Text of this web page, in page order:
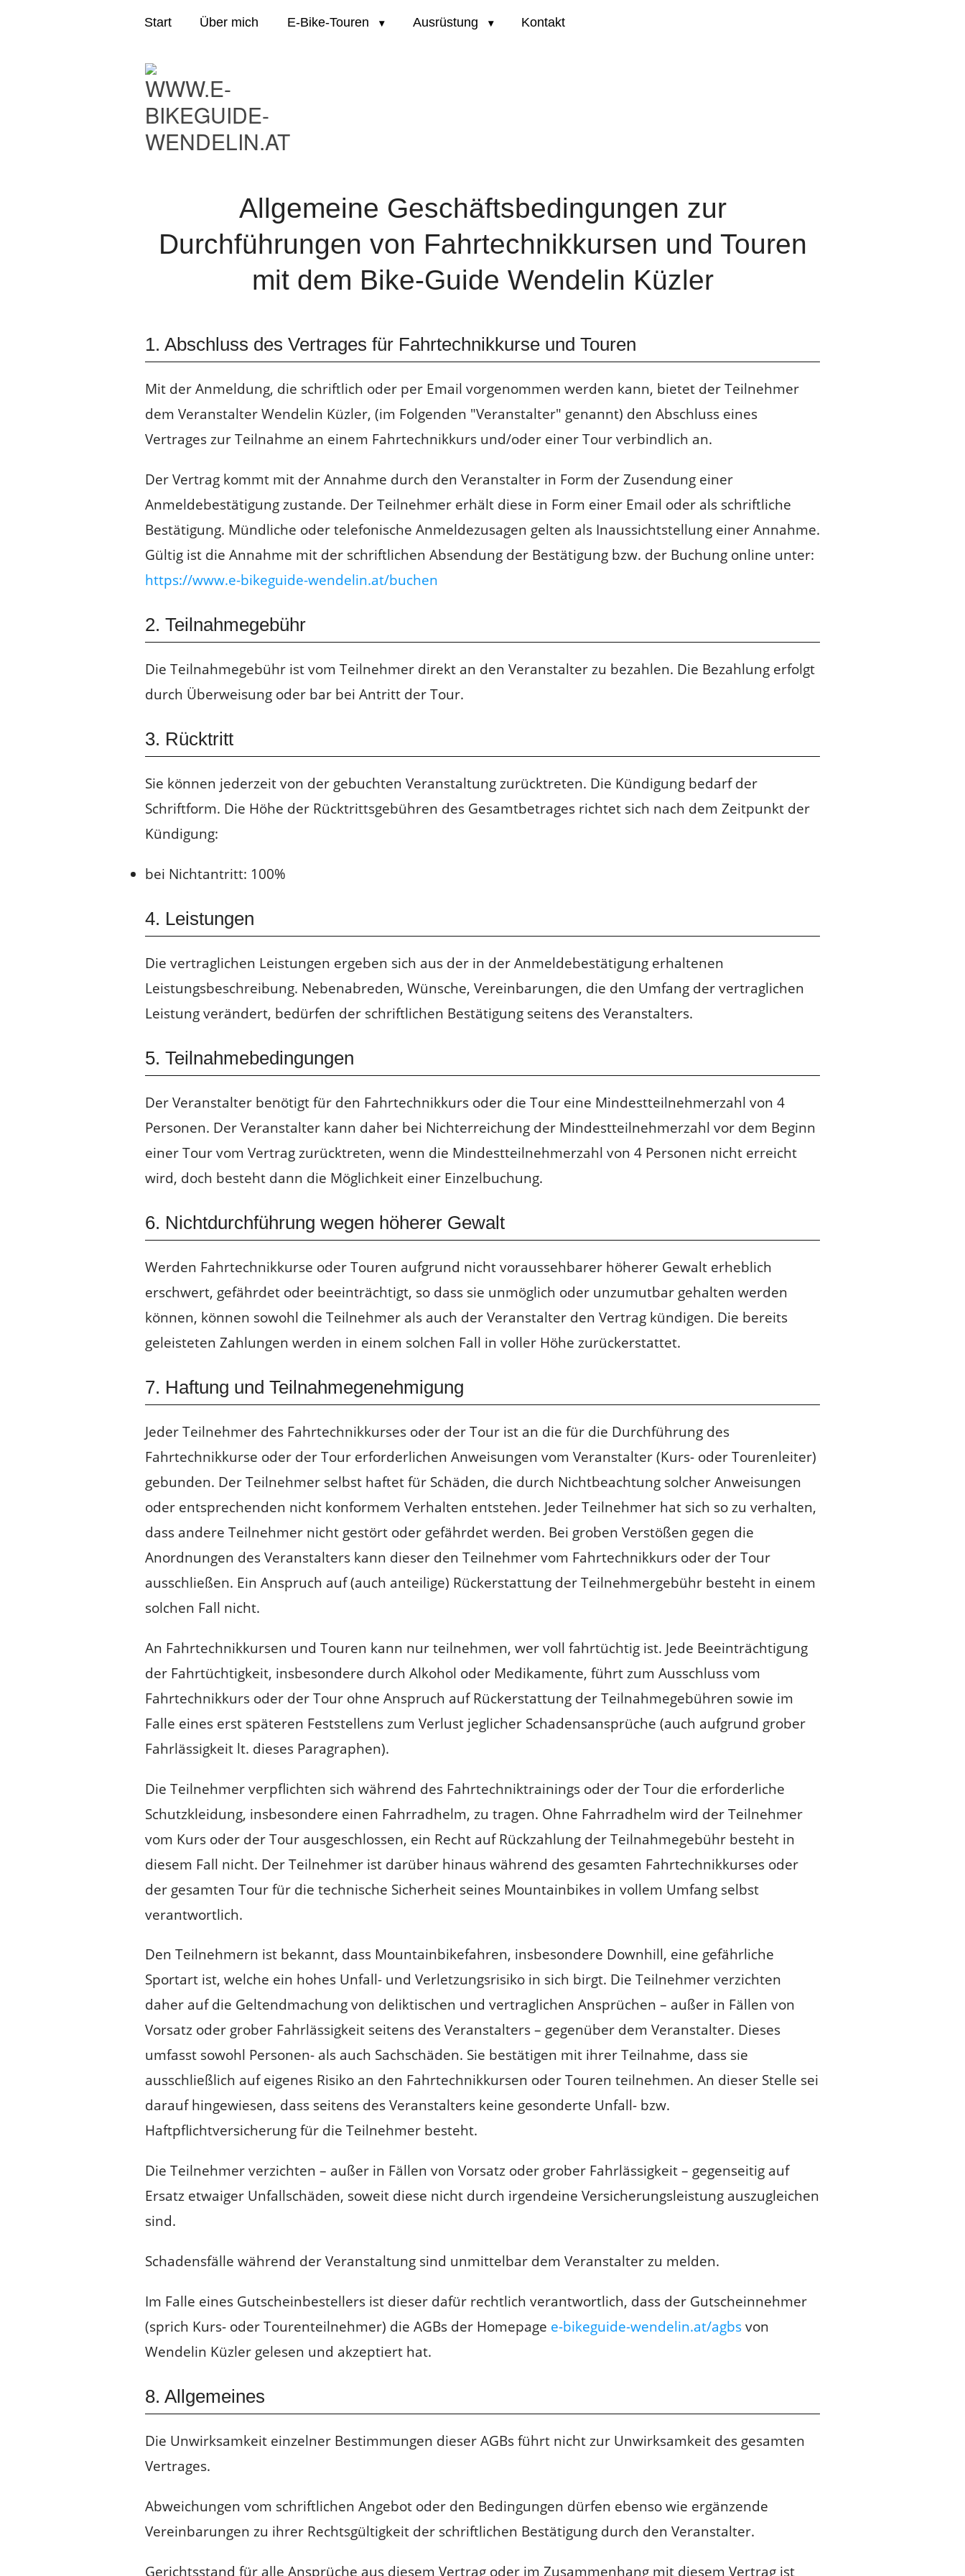
Start Über mich E-Bike-Touren Ausrüstung Kontakt
Allgemeine Geschäftsbedingungen zur
Durchführungen von Fahrtechnikkursen und Touren
mit dem Bike-Guide Wendelin Küzler
1. Abschluss des Vertrages für Fahrtechnikkurse und Touren
Mit der Anmeldung, die schriftlich oder per Email vorgenommen werden kann, bietet der Teilnehmer
dem Veranstalter Wendelin Küzler, (im Folgenden "Veranstalter" genannt) den Abschluss eines
Vertrages zur Teilnahme an einem Fahrtechnikkurs und/oder einer Tour verbindlich an.
Der Vertrag kommt mit der Annahme durch den Veranstalter in Form der Zusendung einer
Anmeldebestätigung zustande. Der Teilnehmer erhält diese in Form einer Email oder als schriftliche
Bestätigung. Mündliche oder telefonische Anmeldezusagen gelten als Inaussichtstellung einer Annahme.
Gültig ist die Annahme mit der schriftlichen Absendung der Bestätigung bzw. der Buchung online unter:
https://www.e-bikeguide-wendelin.at/buchen
2. Teilnahmegebühr
Die Teilnahmegebühr ist vom Teilnehmer direkt an den Veranstalter zu bezahlen. Die Bezahlung erfolgt
durch Überweisung oder bar bei Antritt der Tour.
3. Rücktritt
Sie können jederzeit von der gebuchten Veranstaltung zurücktreten. Die Kündigung bedarf der
Schriftform. Die Höhe der Rücktrittsgebühren des Gesamtbetrages richtet sich nach dem Zeitpunkt der
Kündigung:
bei Nichtantritt: 100%
4. Leistungen
Die vertraglichen Leistungen ergeben sich aus der in der Anmeldebestätigung erhaltenen
Leistungsbeschreibung. Nebenabreden, Wünsche, Vereinbarungen, die den Umfang der vertraglichen
Leistung verändert, bedürfen der schriftlichen Bestätigung seitens des Veranstalters.
5. Teilnahmebedingungen
Der Veranstalter benötigt für den Fahrtechnikkurs oder die Tour eine Mindestteilnehmerzahl von 4
Personen. Der Veranstalter kann daher bei Nichterreichung der Mindestteilnehmerzahl vor dem Beginn
einer Tour vom Vertrag zurücktreten, wenn die Mindestteilnehmerzahl von 4 Personen nicht erreicht
wird, doch besteht dann die Möglichkeit einer Einzelbuchung.
6. Nichtdurchführung wegen höherer Gewalt
Werden Fahrtechnikkurse oder Touren aufgrund nicht voraussehbarer höherer Gewalt erheblich
erschwert, gefährdet oder beeinträchtigt, so dass sie unmöglich oder unzumutbar gehalten werden
können, können sowohl die Teilnehmer als auch der Veranstalter den Vertrag kündigen. Die bereits
geleisteten Zahlungen werden in einem solchen Fall in voller Höhe zurückerstattet.
7. Haftung und Teilnahmegenehmigung
Jeder Teilnehmer des Fahrtechnikkurses oder der Tour ist an die für die Durchführung des
Fahrtechnikkurse oder der Tour erforderlichen Anweisungen vom Veranstalter (Kurs- oder Tourenleiter)
gebunden. Der Teilnehmer selbst haftet für Schäden, die durch Nichtbeachtung solcher Anweisungen
oder entsprechenden nicht konformem Verhalten entstehen. Jeder Teilnehmer hat sich so zu verhalten,
dass andere Teilnehmer nicht gestört oder gefährdet werden. Bei groben Verstößen gegen die
Anordnungen des Veranstalters kann dieser den Teilnehmer vom Fahrtechnikkurs oder der Tour
ausschließen. Ein Anspruch auf (auch anteilige) Rückerstattung der Teilnehmergebühr besteht in einem
solchen Fall nicht.
An Fahrtechnikkursen und Touren kann nur teilnehmen, wer voll fahrtüchtig ist. Jede Beeinträchtigung
der Fahrtüchtigkeit, insbesondere durch Alkohol oder Medikamente, führt zum Ausschluss vom
Fahrtechnikkurs oder der Tour ohne Anspruch auf Rückerstattung der Teilnahmegebühren sowie im
Falle eines erst späteren Feststellens zum Verlust jeglicher Schadensansprüche (auch aufgrund grober
Fahrlässigkeit lt. dieses Paragraphen).
Die Teilnehmer verpflichten sich während des Fahrtechniktrainings oder der Tour die erforderliche
Schutzkleidung, insbesondere einen Fahrradhelm, zu tragen. Ohne Fahrradhelm wird der Teilnehmer
vom Kurs oder der Tour ausgeschlossen, ein Recht auf Rückzahlung der Teilnahmegebühr besteht in
diesem Fall nicht. Der Teilnehmer ist darüber hinaus während des gesamten Fahrtechnikkurses oder
der gesamten Tour für die technische Sicherheit seines Mountainbikes in vollem Umfang selbst
verantwortlich.
Den Teilnehmern ist bekannt, dass Mountainbikefahren, insbesondere Downhill, eine gefährliche
Sportart ist, welche ein hohes Unfall- und Verletzungsrisiko in sich birgt. Die Teilnehmer verzichten
daher auf die Geltendmachung von deliktischen und vertraglichen Ansprüchen – außer in Fällen von
Vorsatz oder grober Fahrlässigkeit seitens des Veranstalters – gegenüber dem Veranstalter. Dieses
umfasst sowohl Personen- als auch Sachschäden. Sie bestätigen mit ihrer Teilnahme, dass sie
ausschließlich auf eigenes Risiko an den Fahrtechnikkursen oder Touren teilnehmen. An dieser Stelle sei
darauf hingewiesen, dass seitens des Veranstalters keine gesonderte Unfall- bzw.
Haftpflichtversicherung für die Teilnehmer besteht.
Die Teilnehmer verzichten – außer in Fällen von Vorsatz oder grober Fahrlässigkeit – gegenseitig auf
Ersatz etwaiger Unfallschäden, soweit diese nicht durch irgendeine Versicherungsleistung auszugleichen
sind.
Schadensfälle während der Veranstaltung sind unmittelbar dem Veranstalter zu melden.
Im Falle eines Gutscheinbestellers ist dieser dafür rechtlich verantwortlich, dass der Gutscheinnehmer
(sprich Kurs- oder Tourenteilnehmer) die AGBs der Homepage e-bikeguide-wendelin.at/agbsvon
Wendelin Küzler gelesen und akzeptiert hat.
8. Allgemeines
Die Unwirksamkeit einzelner Bestimmungen dieser AGBs führt nicht zur Unwirksamkeit des gesamten
Vertrages.
Abweichungen vom schriftlichen Angebot oder den Bedingungen dürfen ebenso wie ergänzende
Vereinbarungen zu ihrer Rechtsgültigkeit der schriftlichen Bestätigung durch den Veranstalter.
Gerichtsstand für alle Ansprüche aus diesem Vertrag oder im Zusammenhang mit diesem Vertrag ist